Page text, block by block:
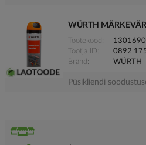
WÜRTH
Tootekood
Tootja ID
0892
Bränd
WÜRTH
Püsikliendi